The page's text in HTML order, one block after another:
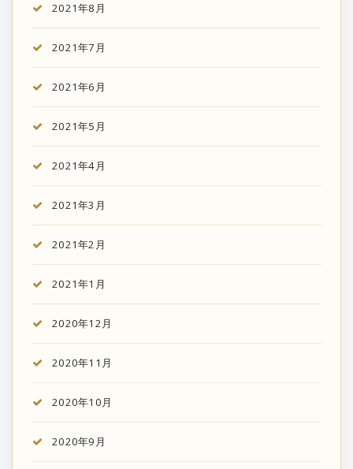
2021年8月
2021年7月
2021年6月
2021年5月
2021年4月
2021年3月
2021年2月
2021年1月
2020年12月
2020年11月
2020年10月
2020年9月